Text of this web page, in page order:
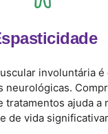
involuntária é
neurológicas.
tratamentos ajuda a
de vida